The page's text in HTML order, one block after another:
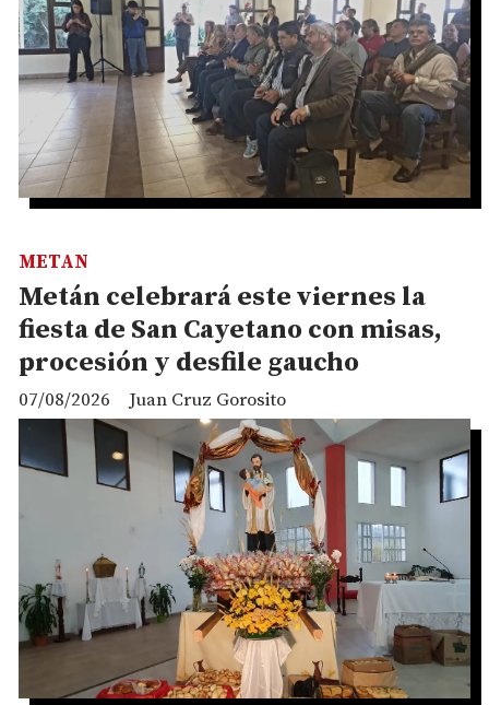
Metán celebrará este viernes la
fiesta de San Cayetano con misas,
procesión y desfile gaucho
Juan Cruz Gorosito
METAN
07/08/2026